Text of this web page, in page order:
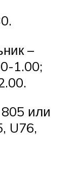
–
1.00;
805 или
U76,